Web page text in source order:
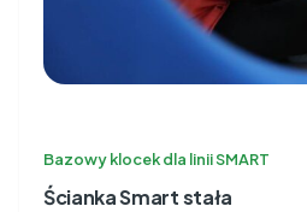
Bazowy klocek dla linii SMART
Ścianka Smart stała